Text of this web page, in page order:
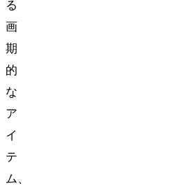
る
画
期
的
な
ア
イ
テ
ム、